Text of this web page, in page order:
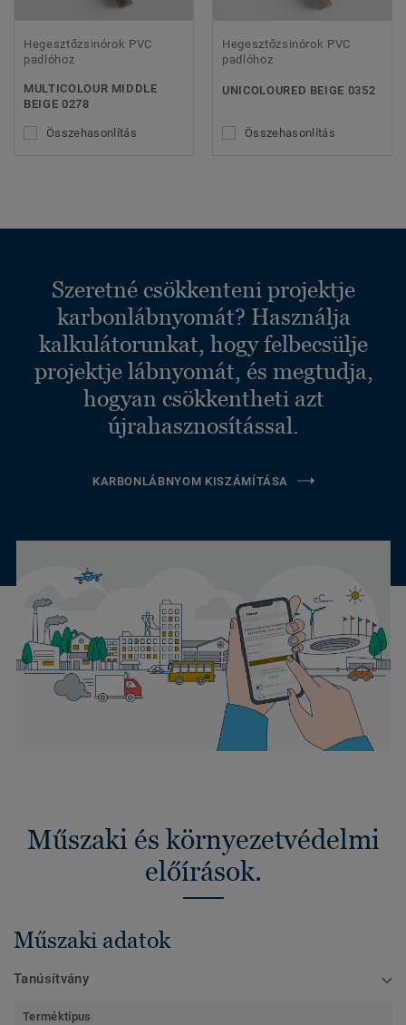
Hegesztőzsinórok PVC
padlóhoz
MULTICOLOUR MIDDLE
BEIGE 0278
Összehasonlítás
Hegesztőzsinórok PVC
padlóhoz
UNICOLOURED BEIGE 0352
Összehasonlítás
Szeretné csökkenteni projektje
karbonlábnyomát? Használja
kalkulátorunkat, hogy felbecsülje
projektje lábnyomát, és megtudja,
hogyan csökkentheti azt
újrahasznosítással.
KARBONLÁBNYOM KISZÁMÍTÁSA
Műszaki és környezetvédelmi
előírások.
Műszaki adatok
Tanúsítvány
Terméktípus